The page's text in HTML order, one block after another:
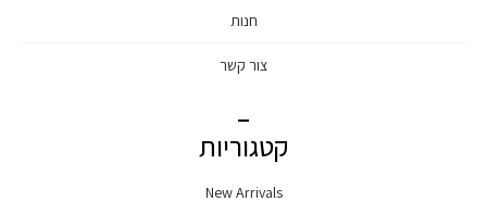
חנות
צור קשר
קטגוריות
New Arrivals